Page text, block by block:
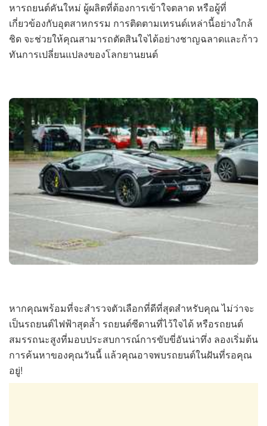
หารถยนต์คันใหม่ ผู้ผลิตที่ต้องการเข้าใจตลาด หรือผู้ที่
เกี่ยวข้องกับอุตสาหกรรม การติดตามเทรนด์เหล่านี้อย่างใกล้
ชิด จะช่วยให้คุณสามารถตัดสินใจได้อย่างชาญฉลาดและก้าว
ทันการเปลี่ยนแปลงของโลกยานยนต์
หากคุณพร้อมที่จะสำรวจตัวเลือกที่ดีที่สุดสำหรับคุณ ไม่ว่าจะ
เป็นรถยนต์ไฟฟ้าสุดล้ำ รถยนต์ซีดานที่ไว้ใจได้ หรือรถยนต์
สมรรถนะสูงที่มอบประสบการณ์การขับขี่อันน่าทึ่ง ลองเริ่มต้น
การค้นหาของคุณวันนี้ แล้วคุณอาจพบรถยนต์ในฝันที่รอคุณ
อยู่!